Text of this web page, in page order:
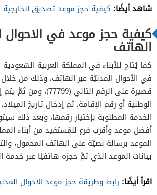
شاهد أيضًا: كيفية حجز موعد تصديق الخارجية
كيفية حجز موعد في الاحوال
الهاتف
كما يُتاح للأبناء في المملكة العربية
في الأحوال المدنيّة عبر الهاتف، وذلك من
قصيرة على الرقم التالي
الوطنية أو رقم الإقامة، ثم إدخال تاريخ
الخدمة المطلوبة بإختيار رقمها، وبعد ذلك
أفضل موعد وأقرب فرع للمُستفيد من أبناء
الموعد برسالة نصيّة على الهاتف المحمول،
بيانات الموعد الذي تمَّ حجزه هاتفيًا عبر خدمة
اقرأ أيضًا: رابط وطريقة حجز موعد الاحوال